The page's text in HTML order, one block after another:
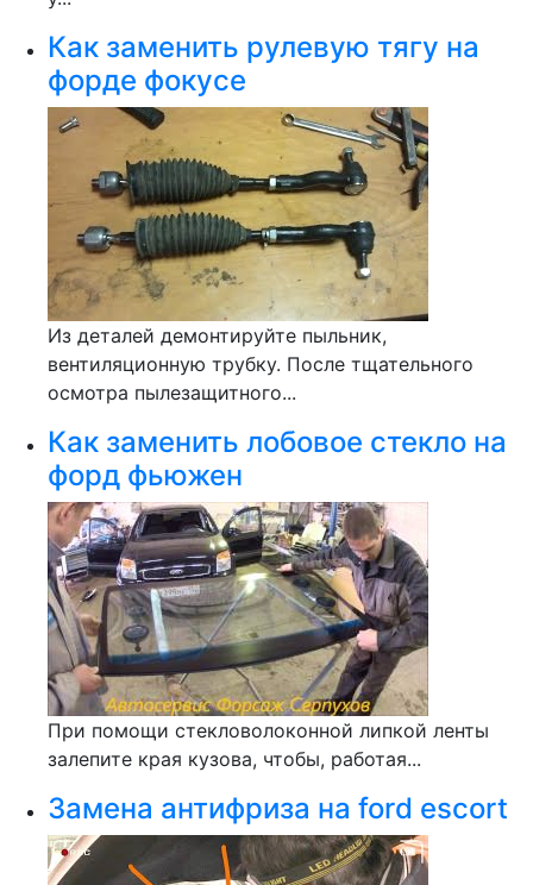
Как заменить рулевую тягу на
форде фокусе
Из деталей демонтируйте пыльник,
вентиляционную трубку. После тщательного
осмотра пылезащитного...
Как заменить лобовое стекло на
форд фьюжен
При помощи стекловолоконной липкой ленты
залепите края кузова, чтобы, работая...
Замена антифриза на ford escort